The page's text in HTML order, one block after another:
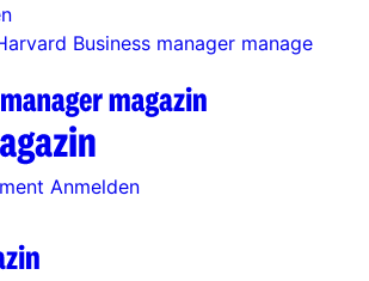
Business manager manage
Anmelden